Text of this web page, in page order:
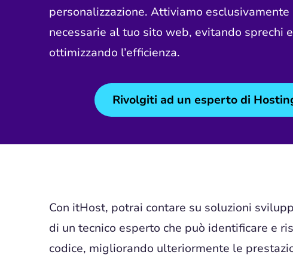
personalizzazione. Attiviamo esclusivamente
necessarie al tuo sito web, evitando sprechi e
ottimizzando l’efficienza.
Rivolgiti ad un esperto di
Con itHost, potrai contare su soluzioni
di un tecnico esperto che può identificare e
codice, migliorando ulteriormente le